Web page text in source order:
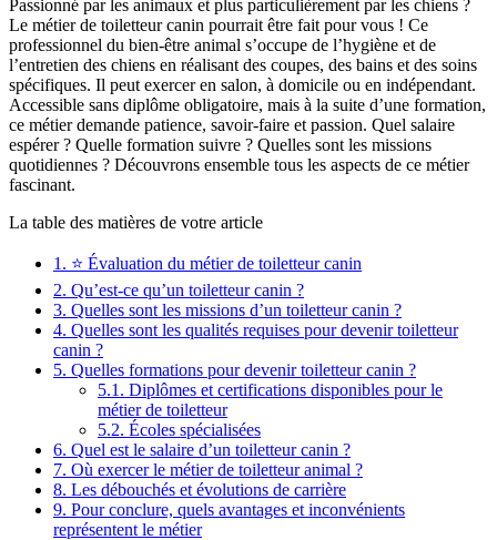
Passionné par les animaux et plus particulièrement par les chiens ?
Le métier de toiletteur canin pourrait être fait pour vous ! Ce
professionnel du bien-être animal s’occupe de l’hygiène et de
l’entretien des chiens en réalisant des coupes, des bains et des soins
spécifiques. Il peut exercer en salon, à domicile ou en indépendant.
Accessible sans diplôme obligatoire, mais à la suite d’une formation,
ce métier demande patience, savoir-faire et passion. Quel salaire
espérer ? Quelle formation suivre ? Quelles sont les missions
quotidiennes ? Découvrons ensemble tous les aspects de ce métier
fascinant.
La table des matières de votre article
1. ⭐ Évaluation du métier de toiletteur canin
2. Qu’est-ce qu’un toiletteur canin ?
3. Quelles sont les missions d’un toiletteur canin ?
4. Quelles sont les qualités requises pour devenir toiletteur
canin ?
5. Quelles formations pour devenir toiletteur canin ?
5.1. Diplômes et certifications disponibles pour le
métier de toiletteur
5.2. Écoles spécialisées
6. Quel est le salaire d’un toiletteur canin ?
7. Où exercer le métier de toiletteur animal ?
8. Les débouchés et évolutions de carrière
9. Pour conclure, quels avantages et inconvénients
représentent le métier